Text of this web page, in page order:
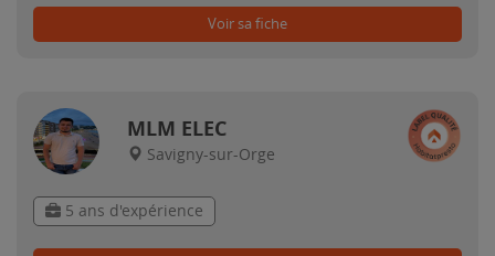
Voir sa fiche
MLM ELEC
Savigny-sur-Orge
5 ans d'expérience